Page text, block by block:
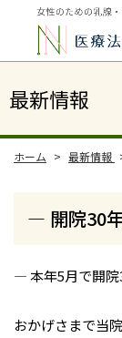
最新情報
ホーム 最新情報
― 開院30
― 本年5月で開
おかげさまで当